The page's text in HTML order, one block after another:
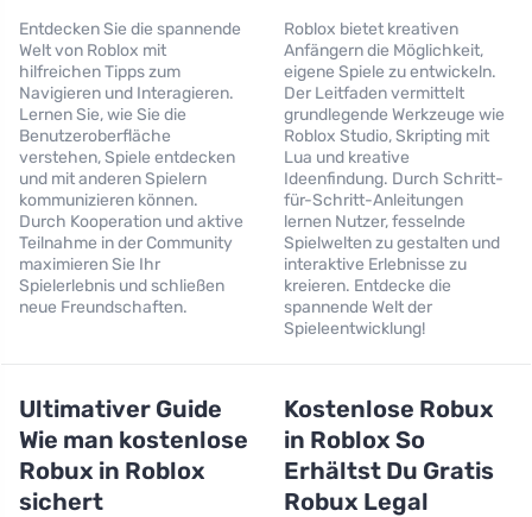
Entdecken Sie die spannende
Welt von Roblox mit
hilfreichen Tipps zum
Navigieren und Interagieren.
Lernen Sie, wie Sie die
Benutzeroberfläche
verstehen, Spiele entdecken
und mit anderen Spielern
kommunizieren können.
Durch Kooperation und aktive
Teilnahme in der Community
maximieren Sie Ihr
Spielerlebnis und schließen
neue Freundschaften.
Roblox bietet kreativen
Anfängern die Möglichkeit,
eigene Spiele zu entwickeln.
Der Leitfaden vermittelt
grundlegende Werkzeuge wie
Roblox Studio, Skripting mit
Lua und kreative
Ideenfindung. Durch Schritt-
für-Schritt-Anleitungen
lernen Nutzer, fesselnde
Spielwelten zu gestalten und
interaktive Erlebnisse zu
kreieren. Entdecke die
spannende Welt der
Spieleentwicklung!
Ultimativer Guide
Wie man kostenlose
Robux in Roblox
sichert
Kostenlose Robux
in Roblox So
Erhältst Du Gratis
Robux Legal